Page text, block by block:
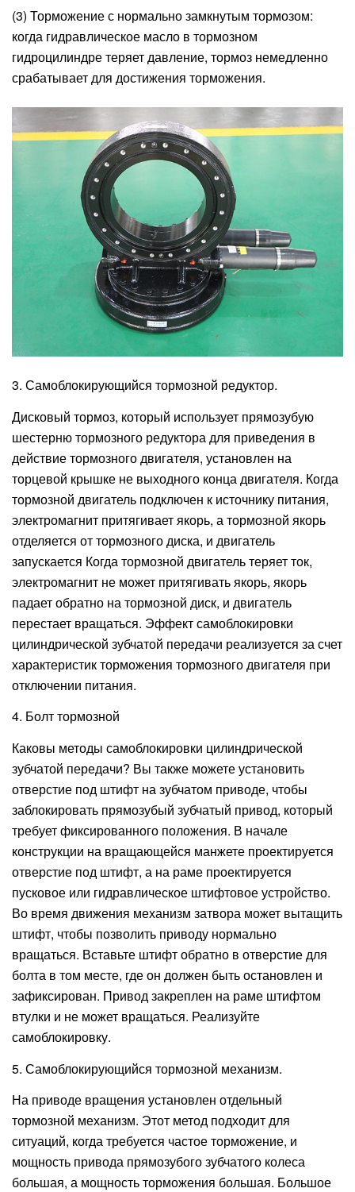
(3) Торможение с нормально замкнутым тормозом:
когда гидравлическое масло в тормозном
гидроцилиндре теряет давление, тормоз немедленно
срабатывает для достижения торможения.
3. Самоблокирующийся тормозной редуктор.
Дисковый тормоз, который использует прямозубую
шестерню тормозного редуктора для приведения в
действие тормозного двигателя, установлен на
торцевой крышке не выходного конца двигателя. Когда
тормозной двигатель подключен к источнику питания,
электромагнит притягивает якорь, а тормозной якорь
отделяется от тормозного диска, и двигатель
запускается Когда тормозной двигатель теряет ток,
электромагнит не может притягивать якорь, якорь
падает обратно на тормозной диск, и двигатель
перестает вращаться. Эффект самоблокировки
цилиндрической зубчатой ​​передачи реализуется за счет
характеристик торможения тормозного двигателя при
отключении питания.
4. Болт тормозной
Каковы методы самоблокировки цилиндрической
зубчатой ​​передачи? Вы также можете установить
отверстие под штифт на зубчатом приводе, чтобы
заблокировать прямозубый зубчатый привод, который
требует фиксированного положения. В начале
конструкции на вращающейся манжете проектируется
отверстие под штифт, а на раме проектируется
пусковое или гидравлическое штифтовое устройство.
Во время движения механизм затвора может вытащить
штифт, чтобы позволить приводу нормально
вращаться. Вставьте штифт обратно в отверстие для
болта в том месте, где он должен быть остановлен и
зафиксирован. Привод закреплен на раме штифтом
втулки и не может вращаться. Реализуйте
самоблокировку.
5. Самоблокирующийся тормозной механизм.
На приводе вращения установлен отдельный
тормозной механизм. Этот метод подходит для
ситуаций, когда требуется частое торможение, и
мощность привода прямозубого зубчатого колеса
большая, а мощность торможения большая. Большое